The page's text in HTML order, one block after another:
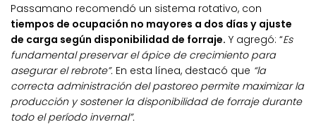
Passamano recomendó un sistema rotativo, con
tiempos de ocupación no mayores a dos días y ajuste
de carga según disponibilidad de forraje. Y agregó: “Es
fundamental preservar el ápice de crecimiento para
asegurar el rebrote”. En esta línea, destacó que “la
correcta administración del pastoreo permite maximizar la
producción y sostener la disponibilidad de forraje durante
todo el período invernal”.